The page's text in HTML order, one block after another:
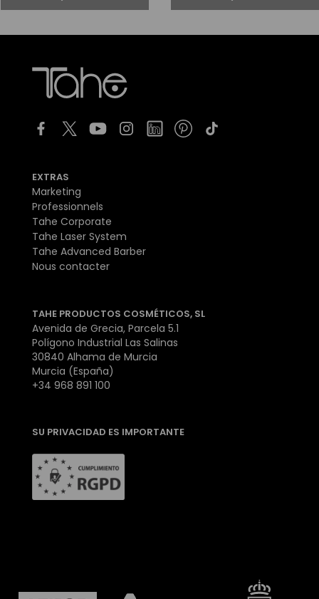
EXTRAS
Marketing
Professionnels
Tahe Corporate
Tahe Laser System
Tahe Advanced Barber
Nous contacter
TAHE PRODUCTOS COSMÉTICOS, SL
Avenida de Grecia, Parcela 5.1
Polígono Industrial Las Salinas
30840 Alhama de Murcia
Murcia (España)
+34 968 891 100
SU PRIVACIDAD ES IMPORTANTE